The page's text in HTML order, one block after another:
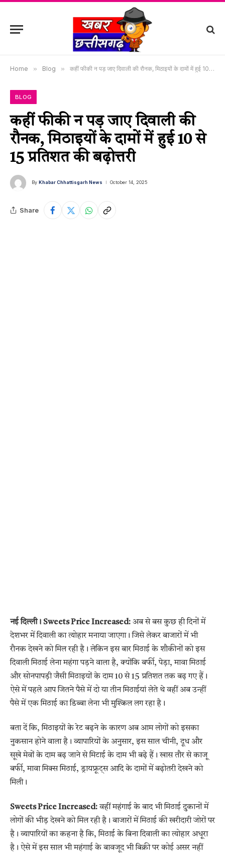
Home » Blog » कहीं फीकी न पड़ जाए दिवाली की रौनक, मिठाइयों के दामों में हुई 10 से 15 प्रतिशत की बढ़ोत्तरी
BLOG
कहीं फीकी न पड़ जाए दिवाली की
रौनक, मिठाइयों के दामों में हुई 10 से
15 प्रतिशत की बढ़ोत्तरी
By Khabar Chhattisgarh News October 14, 2025
Share
नई दिल्ली। Sweets Price Increased: अब से बस कुछ ही दिनों में
देशभर में दिवाली का त्योहार मनाया जाएगा। जिसे लेकर बाजारों में भी
रौनक देखने को मिल रही है। लेकिन इस बार मिठाई के शौकीनों को इस
दिवाली मिठाई लेना महंगा पड़ने वाला है, क्योंकि बर्फी, पेड़ा, मावा मिठाई
और सोनपापड़ी जैसी मिठाइयों के दाम 10 से 15 प्रतिशत तक बढ़ गए हैं।
ऐसे में पहले आप जितने पैसे में दो या तीन मिठाईयां लेते थे वहीं अब उन्हीं
पैसे में एक मिठाई का डिब्बा लेना भी मुश्किल लग रहा है।
बता दें कि, मिठाइयों के रेट बढ़ने के कारण अब आम लोगों को इसका
नुकसान होने वाला है। व्यापारियों के अनुसार, इस साल चीनी, दूध और
सूखे मेवों के दाम बढ़ जाने से मिटाई के दाम भी बढ़े हैं। खास तौर से काजू
बर्फी, मावा मिक्स मिठाई, ड्रायफ्रूट्स आदि के दामों में बढ़ोतरी देखने को
मिली।
Sweets Price Increased:वहीं महंगाई के बाद भी मिठाई दुकानों में
लोगों की भीड़ देखने को मिल रही है। बाजारों में मिठाई की खरीदारी जोरों पर
है। व्यापारियों का कहना है कि, मिठाई के बिना दिवाली का त्योहार अधूरा
है। ऐसे में इस साल भी महंगाई के बावजूद भी बिक्री पर कोई असर नहीं